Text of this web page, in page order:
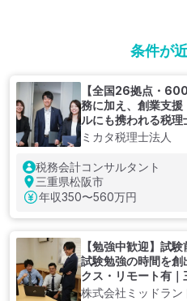
条件が
【全国26拠点・
務に加え、創業支
ルにも携われる税理
ミカタ税理士法人
税務会計コンサルタント
三重県松阪市
年収350〜560万円
【勉強中歓迎】試
試験勉強の時間を
クス・リモート有
さ
株式会社ミッドラン